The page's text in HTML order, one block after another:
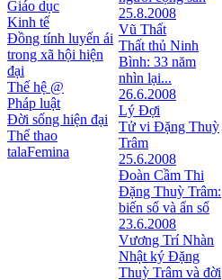
Giáo dục
Kinh tế
Đồng tính luyến ái
trong xã hội hiện
đại
Thế hệ @
Pháp luật
Đời sống hiện đại
Thể thao
talaFemina
25.8.2008
Vũ Thất
Thất thủ Ninh
Bình: 33 năm
nhìn lại...
26.6.2008
Lý Đợi
Tử vi Đặng Thuỳ
Trâm
25.6.2008
Đoàn Cầm Thi
Đặng Thuỳ Trâm:
biến số và ẩn số
23.6.2008
Vương Trí Nhàn
Nhật ký Ðặng
Thuỳ Trâm và đời